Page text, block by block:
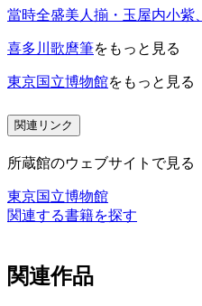
當時全盛美人揃・玉屋内小紫
喜多川歌麿筆をもっと見る
東京国立博物館をもっと見る
関連リンク
所蔵館のウェブサイトで見る
東京国立博物館
関連する書籍を探す
関連作品